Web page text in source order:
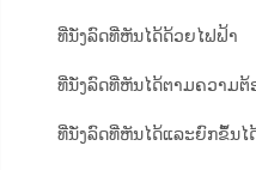
ທີ່ນັ່ງລົດທີ່ຫັນໄດ້ດ້ວຍໄຟຟ້າ
ທີ່ນັ່ງລົດທີ່ຫັນໄດ້ຕາມຄວາມຕ້
ທີ່ນັ່ງລົດທີ່ຫັນໄດ້ແລະຍົກຂຶ້ນໄ